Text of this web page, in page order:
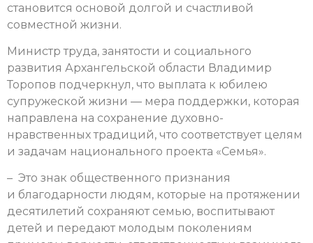
становится основой долгой и счастливой
совместной жизни.
Министр труда, занятости и социального
развития Архангельской области Владимир
Торопов подчеркнул, что выплата к юбилею
супружеской жизни — мера поддержки, которая
направлена на сохранение духовно-
нравственных традиций, что соответствует целям
и задачам национального проекта «Семья».
– Это знак общественного признания
и благодарности людям, которые на протяжении
десятилетий сохраняют семью, воспитывают
детей и передают молодым поколениям